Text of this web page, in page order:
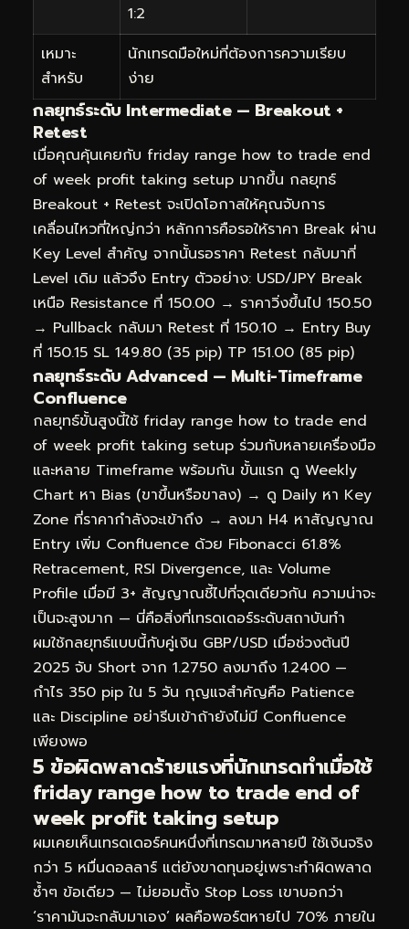
1:2
เหมาะ
สำหรับ
นักเทรดมือใหม่ที่ต้องการความเรียบ
ง่าย
กลยุทธ์ระดับ Intermediate — Breakout +
Retest
เมื่อคุณคุ้นเคยกับ friday range how to trade end
of week profit taking setup มากขึ้น กลยุทธ์
Breakout + Retest จะเปิดโอกาสให้คุณจับการ
เคลื่อนไหวที่ใหญ่กว่า หลักการคือรอให้ราคา Break ผ่าน
Key Level สำคัญ จากนั้นรอราคา Retest กลับมาที่
Level เดิม แล้วจึง Entry ตัวอย่าง: USD/JPY Break
เหนือ Resistance ที่ 150.00 → ราคาวิ่งขึ้นไป 150.50
→ Pullback กลับมา Retest ที่ 150.10 → Entry Buy
ที่ 150.15 SL 149.80 (35 pip) TP 151.00 (85 pip)
กลยุทธ์ระดับ Advanced — Multi-Timeframe
Confluence
กลยุทธ์ขั้นสูงนี้ใช้ friday range how to trade end
of week profit taking setup ร่วมกับหลายเครื่องมือ
และหลาย Timeframe พร้อมกัน ขั้นแรก ดู Weekly
Chart หา Bias (ขาขึ้นหรือขาลง) → ดู Daily หา Key
Zone ที่ราคากำลังจะเข้าถึง → ลงมา H4 หาสัญญาณ
Entry เพิ่ม Confluence ด้วย Fibonacci 61.8%
Retracement, RSI Divergence, และ Volume
Profile เมื่อมี 3+ สัญญาณชี้ไปที่จุดเดียวกัน ความน่าจะ
เป็นจะสูงมาก — นี่คือสิ่งที่เทรดเดอร์ระดับสถาบันทำ
ผมใช้กลยุทธ์แบบนี้กับคู่เงิน GBP/USD เมื่อช่วงต้นปี
2025 จับ Short จาก 1.2750 ลงมาถึง 1.2400 —
กำไร 350 pip ใน 5 วัน กุญแจสำคัญคือ Patience
และ Discipline อย่ารีบเข้าถ้ายังไม่มี Confluence
เพียงพอ
5 ข้อผิดพลาดร้ายแรงที่นักเทรดทำเมื่อใช้
friday range how to trade end of
week profit taking setup
ผมเคยเห็นเทรดเดอร์คนหนึ่งที่เทรดมาหลายปี ใช้เงินจริง
กว่า 5 หมื่นดอลลาร์ แต่ยังขาดทุนอยู่เพราะทำผิดพลาด
ซ้ำๆ ข้อเดียว — ไม่ยอมตั้ง Stop Loss เขาบอกว่า
‘ราคามันจะกลับมาเอง’ ผลคือพอร์ตหายไป 70% ภายใน